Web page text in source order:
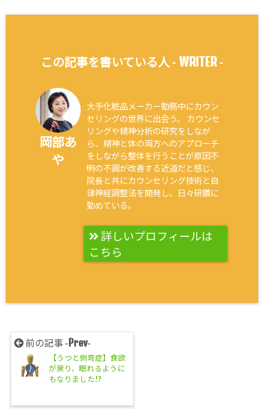
この記事を書いている人 - WRITER -
岡部あ
や
大手化粧品メーカー勤務中にカウン
セリングの世界に出会う。 カウンセ
リングや精神分析の研究をしなが
ら、精神と体の両方へのアプローチ
をしながら整体を行うことが原因不
明の不調が改善する近道だと感じ、
院長と共にカウンセリング技術と自
律神経調整法を開発し、日々研鑽に
勤めている。
詳しいプロフィールは
こちら
前の記事 - Prev-
【うつと側弯症】食欲
が戻り、眠れるように
もなりました!?